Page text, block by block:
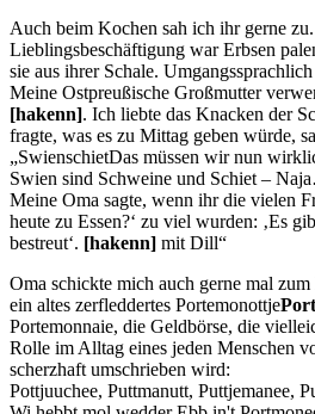
Auch beim Kochen sah ich ihr gerne
Lieblingsbeschäftigung war Erbsen
sie aus ihrer Schale.
Meine Ostpreußische Großmutter
[hakenn]. Ich liebte das Knacken der
fragte, was es zu Mittag geben würde,
SwienschietDas müssen wir nun
Swien sind Schweine und Schiet –
Meine Oma sagte, wenn ihr die vielen
heute zu Essen? zu viel wurden: Es
bestreut . [hakenn] mit Dill
Oma schickte mich auch gerne mal
ein altes zerfleddertes Portemonottje
Portemonnaie, die Geldbörse, die
Rolle im Alltag eines jeden Menschen
scherzhaft umschrieben wird:
Pottjuuchee, Puttmanutt, Puttjemanee,